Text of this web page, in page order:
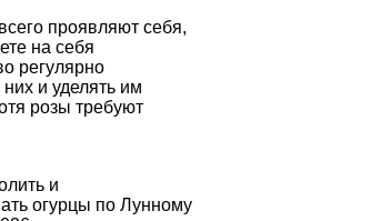
проявляют себя,
на себя
регулярно
них и уделять им
розы требуют
и
огурцы по Лунному